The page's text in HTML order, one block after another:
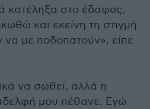
κατέληξα στο έδαφος,
και εκείνη τη στιγμή
να με ποδοπατούν», είπε
να σωθεί, αλλά η
μου πέθανε. Εγώ